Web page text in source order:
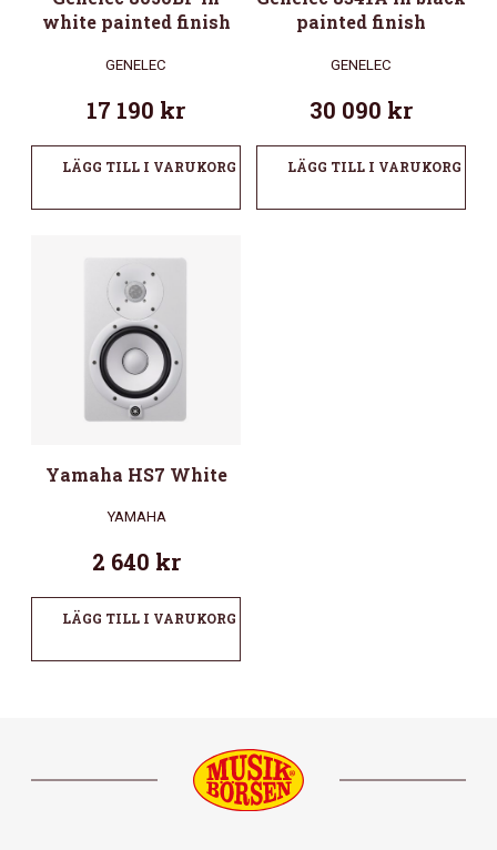
white painted finish
GENELEC
17 190 kr
LÄGG TILL I VARUKORG
painted finish
GENELEC
30 090 kr
LÄGG TILL I VARUKORG
Yamaha HS7 White
YAMAHA
2 640 kr
LÄGG TILL I VARUKORG